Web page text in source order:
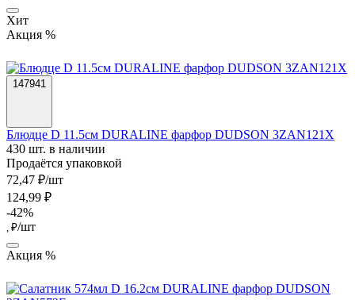
Хит
Акция %
147941
Блюдце D 11.5см DURALINE фарфор DUDSON 3ZAN121X
430 шт. в наличии
Продаётся упаковкой
72,47 ₽/шт
124,99 ₽
-42%
, ₽/шт
Акция %